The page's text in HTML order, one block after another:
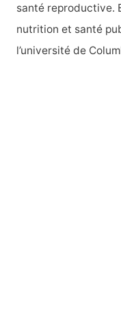
santé reproductive.
nutrition et santé
l’université de